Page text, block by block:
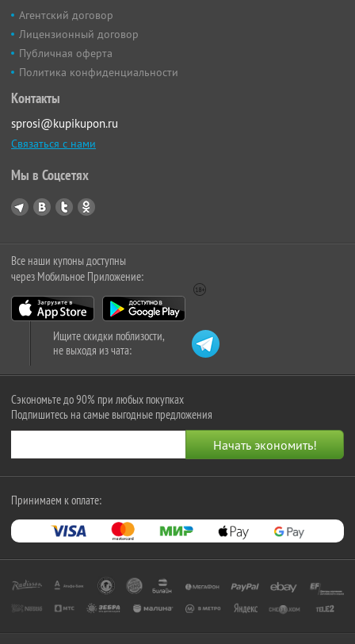
Агентский договор
Лицензионный договор
Публичная оферта
Политика конфиденциальности
Контакты
sprosi@kupikupon.ru
Связаться с нами
Мы в Соцсетях
Все наши купоны доступны
через Мобильное Приложение:
Ищите скидки поблизости,
не выходя из чата:
Сэкономьте до 90% при любых покупках
Подпишитесь на самые выгодные предложения
Принимаем к оплате: